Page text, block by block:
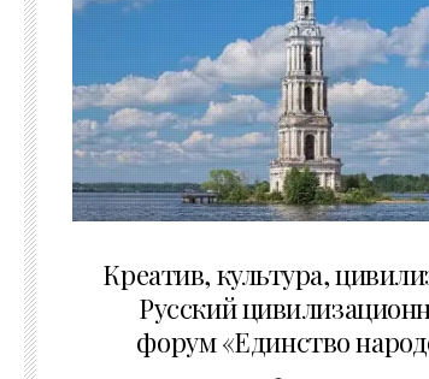
Креатив, культура,
Русский
форум «Единство